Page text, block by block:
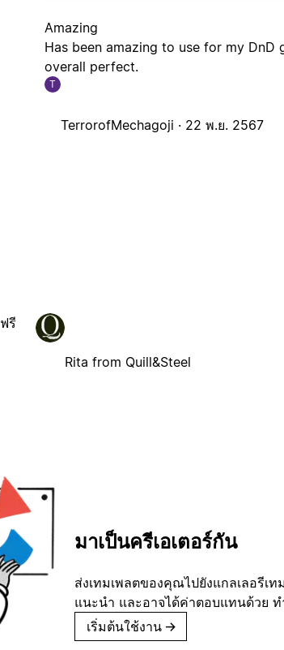
Amazing
Has been amazing to use for my
overall perfect.
T
TerrorofMechagoji · 22 พ.ย. 2567
ฟรี
Rita from Quill&Steel
มาเป็นครีเอเตอร์กัน
ส่งเทมเพลตของคุณไปยังแกลเลอรีเ
แนะนำ และอาจได้ค่าตอบแทนด้วย
เริ่มต้นใช้งาน →